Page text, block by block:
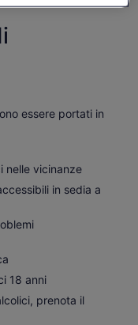
essere portati in
nelle vicinanze
in sedia a
18 anni
prenota il